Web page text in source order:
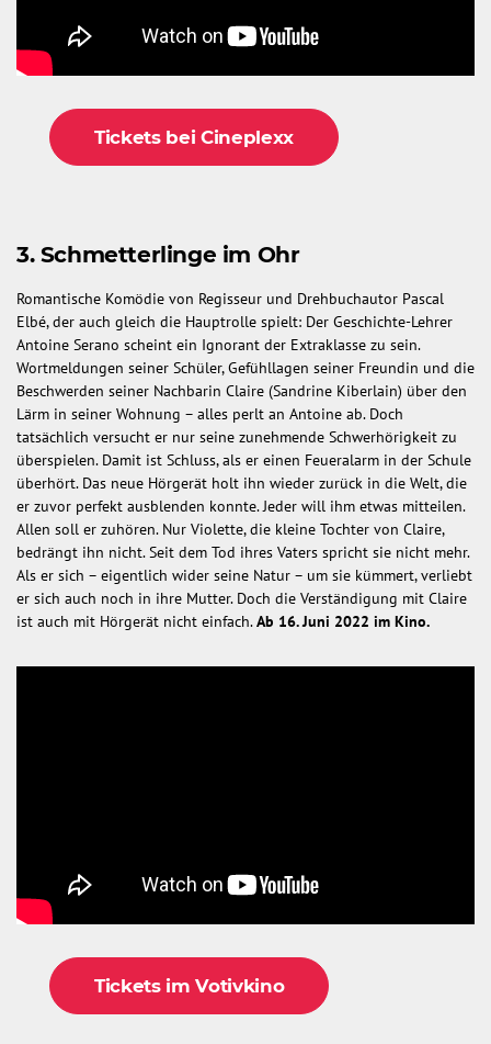
Tickets bei Cineplexx
3. Schmetterlinge im Ohr
Romantische Komödie von Regisseur und Drehbuchautor Pascal
Elbé, der auch gleich die Hauptrolle spielt: Der Geschichte-Lehrer
Antoine Serano scheint ein Ignorant der Extraklasse zu sein.
Wortmeldungen seiner Schüler, Gefühllagen seiner Freundin und die
Beschwerden seiner Nachbarin Claire (Sandrine Kiberlain) über den
Lärm in seiner Wohnung – alles perlt an Antoine ab. Doch
tatsächlich versucht er nur seine zunehmende Schwerhörigkeit zu
überspielen. Damit ist Schluss, als er einen Feueralarm in der Schule
überhört. Das neue Hörgerät holt ihn wieder zurück in die Welt, die
er zuvor perfekt ausblenden konnte. Jeder will ihm etwas mitteilen.
Allen soll er zuhören. Nur Violette, die kleine Tochter von Claire,
bedrängt ihn nicht. Seit dem Tod ihres Vaters spricht sie nicht mehr.
Als er sich – eigentlich wider seine Natur – um sie kümmert, verliebt
er sich auch noch in ihre Mutter. Doch die Verständigung mit Claire
ist auch mit Hörgerät nicht einfach.Ab 16. Juni 2022 im Kino.
Tickets im Votivkino